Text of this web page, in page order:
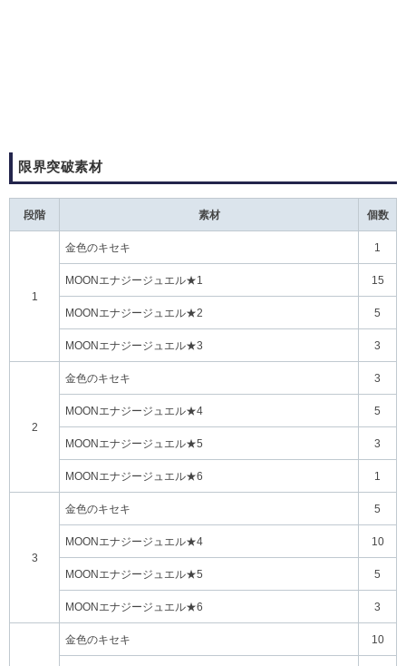
限界突破素材
段階 素材 個数
1
金色のキセキ 1
MOONエナジージュエル★1 15
MOONエナジージュエル★2 5
MOONエナジージュエル★3 3
2
金色のキセキ 3
MOONエナジージュエル★4 5
MOONエナジージュエル★5 3
MOONエナジージュエル★6 1
3
金色のキセキ 5
MOONエナジージュエル★4 10
MOONエナジージュエル★5 5
MOONエナジージュエル★6 3
金色のキセキ 10